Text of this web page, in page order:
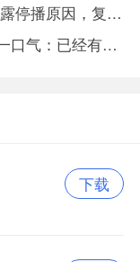
停播八个月之后PDD再次露面，透露停播原因，复播将不会在斗鱼
BLG被淘汰回家后，TES超话松了一口气：已经有垫底得了
下载